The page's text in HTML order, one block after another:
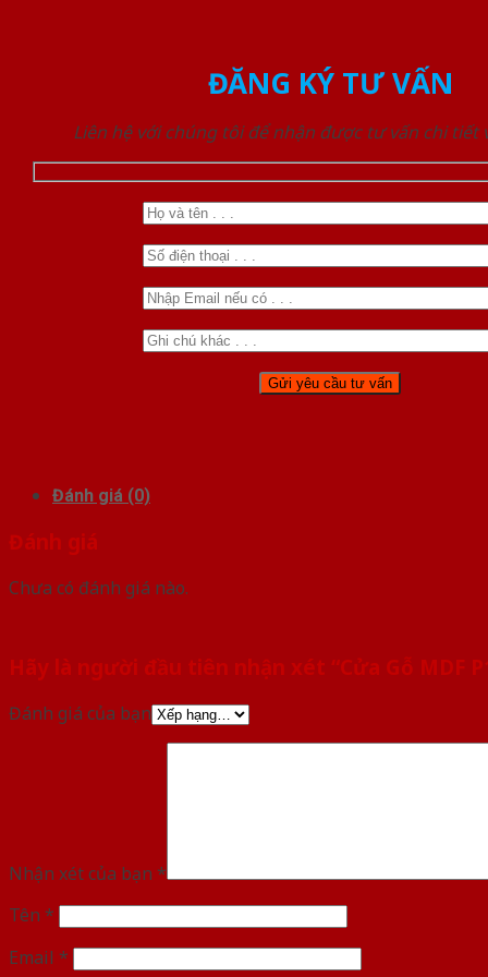
ĐĂNG KÝ TƯ VẤN
Liên hệ với chúng tôi để nhận được tư vấn chi tiết
Đánh giá (0)
Đánh giá
Chưa có đánh giá nào.
Hãy là người đầu tiên nhận xét “Cửa Gỗ MDF
Đánh giá của bạn
Nhận xét của bạn *
Tên *
Email *